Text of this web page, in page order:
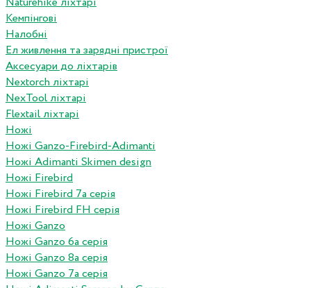
Кемпінгові
Налобні
Ел живлення та зарядні пристрої
Аксесуари до ліхтарів
Nextorch ліхтарі
NexTool ліхтарі
Flextail ліхтарі
Ножі
Ножі Ganzo-Firebird-Adimanti
Ножі Adimanti Skimen design
Ножі Firebird
Ножі Firebird 7а серія
Ножі Firebird FH серія
Ножі Ganzo
Ножі Ganzo 6а серія
Ножі Ganzo 8а серія
Ножі Ganzo 7а серія